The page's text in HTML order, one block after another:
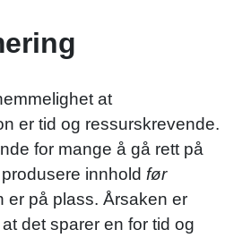
at
er tid og ressurskrevende.
for mange å gå rett på
innhold før
er på plass. Årsaken er
det sparer en for tid og